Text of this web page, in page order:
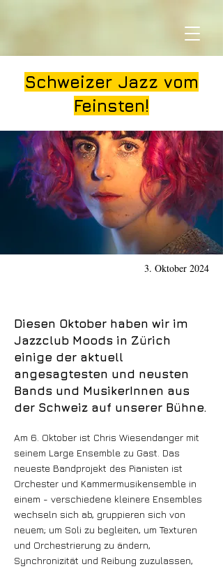
Schweizer Jazz vom
Feinsten!
3. Oktober 2024
Diesen Oktober haben wir im
Jazzclub Moods in Zürich
einige der aktuell
angesagtesten und neusten
Bands und MusikerInnen aus
der Schweiz auf unserer Bühne.
Am 6. Oktober ist Chris Wiesendanger mit
seinem Large Ensemble zu Gast. Das
neueste Bandprojekt des Pianisten ist
Orchester und Kammermusikensemble in
einem - verschiedene kleinere Ensembles
wechseln sich ab, gruppieren sich von
neuem; um Soli zu begleiten, um Texturen
und Orchestrierung zu ändern,
Synchronizität und Reibung zuzulassen,